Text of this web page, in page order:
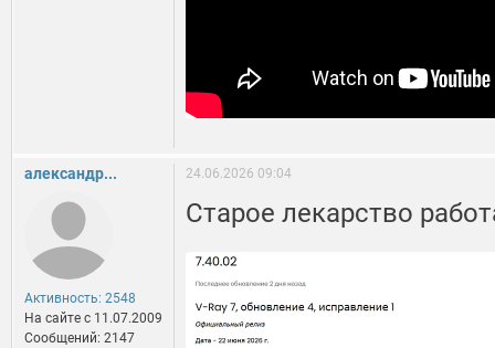
александр...
Активность: 2548
На сайте c 11.07.2009
Сообщений: 2147
24.06.2026 09:04
Старое лекарство